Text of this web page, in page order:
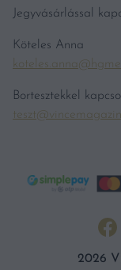
Jegyvásárlással
Köteles Anna
Bortesztekkel
2026